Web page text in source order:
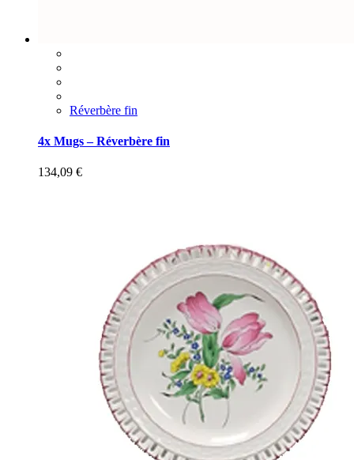
Réverbère fin
4x Mugs – Réverbère fin
134,09 €